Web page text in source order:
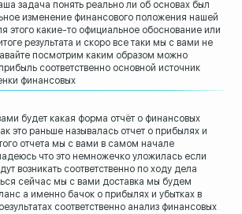
задача понять реально ли об основах был
изменение финансового положения нашей
этого какие-то официальное обоснование или
результата и скоро все таки мы с вами не
посмотрим каким образом можно
соответственно основной источник
финансовых
будет какая форма отчёт о финансовых
это раньше называлась отчет о прибылях и
отчета мы с вами в самом начале
что это немножечко уложилась если
возникать соответственно по ходу дела
сейчас мы с вами доставка мы будем
а именно бачок о прибылях и убытках в
результатах соответственно анализ финансовых